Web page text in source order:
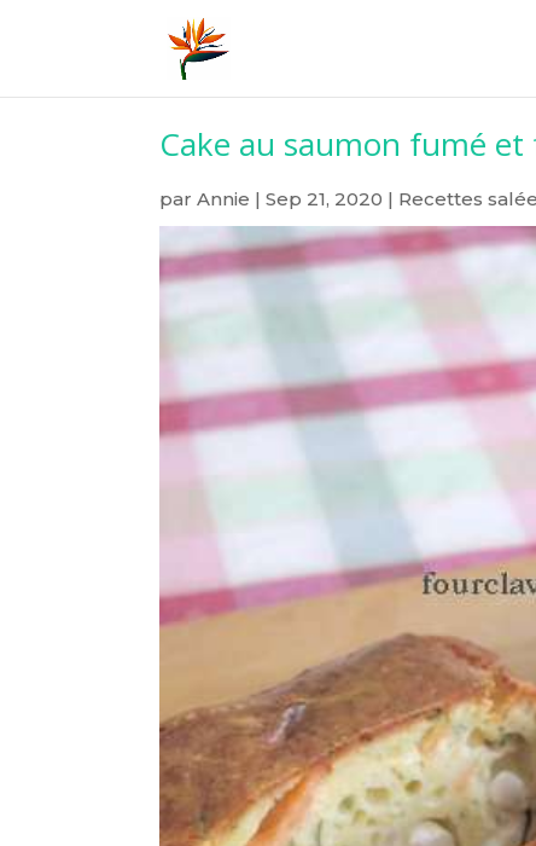
Cake au saumon fumé et
par Annie | Sep 21, 2020 | Recettes